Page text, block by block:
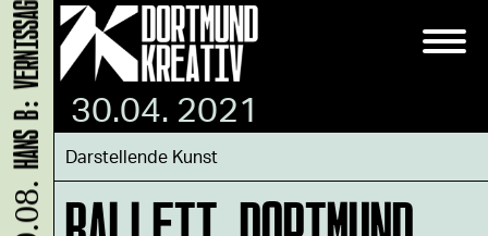
30.04. 2021
Darstellende Kunst